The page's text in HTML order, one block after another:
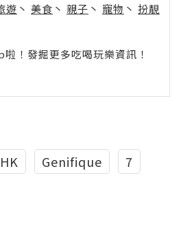
遊 丶 美食 丶 親子 丶 寵物 丶 扮靚
！發掘更多吃喝玩樂資訊！
Genifique 7